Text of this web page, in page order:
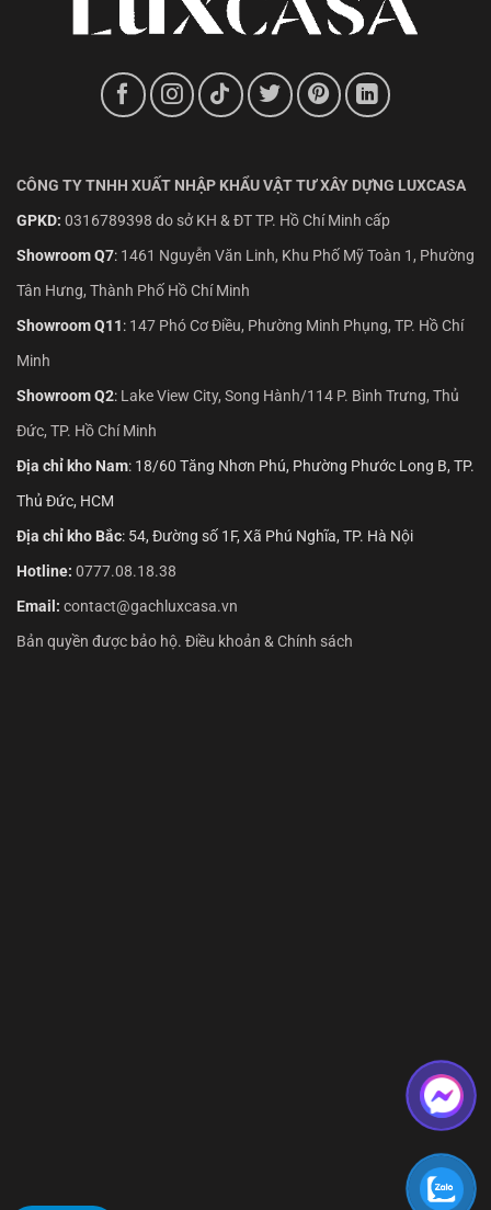
CÔNG TY TNHH XUẤT NHẬP KHẨU VẬT TƯ XÂY DỰNG LUXCASA
GPKD: 0316789398 do sở KH & ĐT TP. Hồ Chí Minh cấp
Showroom Q7: 1461 Nguyễn Văn Linh, Khu Phố Mỹ Toàn 1, Phường
Tân Hưng, Thành Phố Hồ Chí Minh
Showroom Q11: 147 Phó Cơ Điều, Phường Minh Phụng, TP. Hồ Chí
Minh
Showroom Q2: Lake View City, Song Hành/114 P. Bình Trưng, Thủ
Đức, TP. Hồ Chí Minh
Địa chỉ kho Nam: 18/60 Tăng Nhơn Phú, Phường Phước Long B, TP.
Thủ Đức, HCM
Địa chỉ kho Bắc: 54, Đường số 1F, Xã Phú Nghĩa, TP. Hà Nội
Hotline: 0777.08.18.38
Email: contact@gachluxcasa.vn
Bản quyền được bảo hộ. Điều khoản & Chính sách